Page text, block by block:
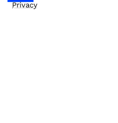
Privacy